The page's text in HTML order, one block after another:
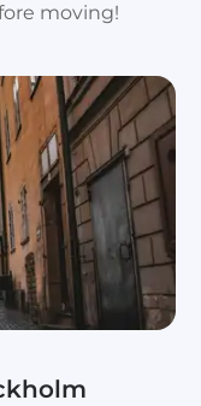
moving!